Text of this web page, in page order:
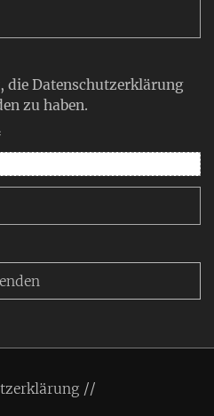
die Datenschutzerklärung
zu haben.